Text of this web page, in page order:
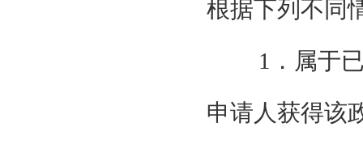
根据下列不同
1．属于
申请人获得该